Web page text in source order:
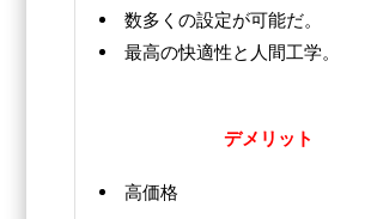
数多くの設定が可能だ。
最高の快適性と人間工学。
デメリット
高価格